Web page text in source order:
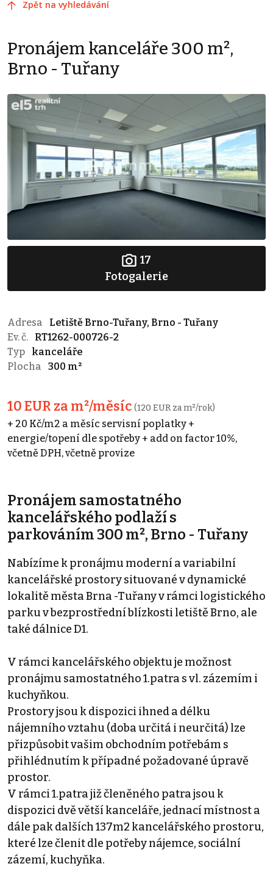
Zpět na vyhledávání
Pronájem kanceláře 300 m²,
Brno - Tuřany
17
Fotogalerie
Adresa
Letiště Brno-Tuřany, Brno - Tuřany
Ev. č.
RT1262-000726-2
Typ
kanceláře
Plocha
300 m²
10 EUR za m²/měsíc (120 EUR za m²/rok)
+ 20 Kč/m2 a měsíc servisní poplatky +
energie/topení dle spotřeby + add on factor 10%,
včetně DPH, včetně provize
Pronájem samostatného
kancelářského podlaží s
parkováním 300 m², Brno - Tuřany
Nabízíme k pronájmu moderní a variabilní
kancelářské prostory situované v dynamické
lokalitě města Brna -Tuřany v rámci logistického
parku v bezprostřední blízkosti letiště Brno, ale
také dálnice D1.
V rámci kancelářského objektu je možnost
pronájmu samostatného 1.patra s vl. zázemím i
kuchyňkou.
Prostory jsou k dispozici ihned a délku
nájemního vztahu (doba určitá i neurčitá) lze
přizpůsobit vašim obchodním potřebám s
přihlédnutím k případné požadované úpravě
prostor.
V rámci 1.patra již členěného patra jsou k
dispozici dvě větší kanceláře, jednací místnost a
dále pak dalších 137m2 kancelářského prostoru,
které lze členit dle potřeby nájemce, sociální
zázemí, kuchyňka.